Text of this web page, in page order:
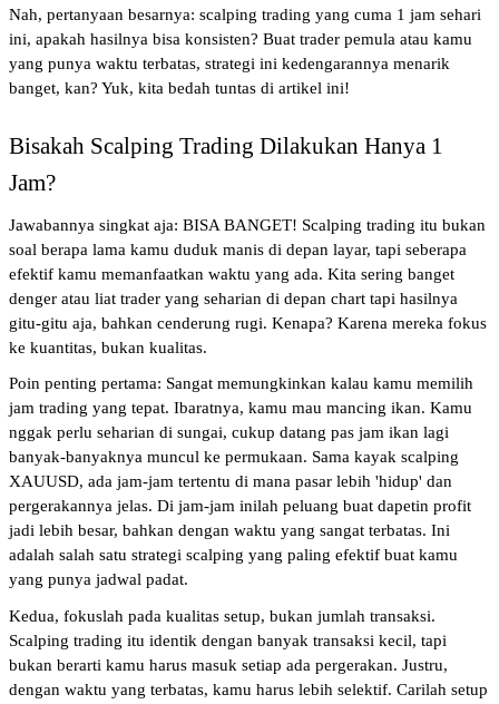
Nah, pertanyaan besarnya: scalping trading yang cuma 1 jam sehari
ini, apakah hasilnya bisa konsisten? Buat trader pemula atau kamu
yang punya waktu terbatas, strategi ini kedengarannya menarik
banget, kan? Yuk, kita bedah tuntas di artikel ini!
Bisakah Scalping Trading Dilakukan Hanya 1
Jam?
Jawabannya singkat aja: BISA BANGET! Scalping trading itu bukan
soal berapa lama kamu duduk manis di depan layar, tapi seberapa
efektif kamu memanfaatkan waktu yang ada. Kita sering banget
denger atau liat trader yang seharian di depan chart tapi hasilnya
gitu-gitu aja, bahkan cenderung rugi. Kenapa? Karena mereka fokus
ke kuantitas, bukan kualitas.
Poin penting pertama: Sangat memungkinkan kalau kamu memilih
jam trading yang tepat. Ibaratnya, kamu mau mancing ikan. Kamu
nggak perlu seharian di sungai, cukup datang pas jam ikan lagi
banyak-banyaknya muncul ke permukaan. Sama kayak scalping
XAUUSD, ada jam-jam tertentu di mana pasar lebih 'hidup' dan
pergerakannya jelas. Di jam-jam inilah peluang buat dapetin profit
jadi lebih besar, bahkan dengan waktu yang sangat terbatas. Ini
adalah salah satu strategi scalping yang paling efektif buat kamu
yang punya jadwal padat.
Kedua, fokuslah pada kualitas setup, bukan jumlah transaksi.
Scalping trading itu identik dengan banyak transaksi kecil, tapi
bukan berarti kamu harus masuk setiap ada pergerakan. Justru,
dengan waktu yang terbatas, kamu harus lebih selektif. Carilah setup